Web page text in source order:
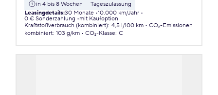
in 4 bis 8 Wochen
Tageszulassung
Leasingdetails:30 Monate 10.000 km/Jahr
0 € Sonderzahlung
mit Kaufoption
Kraftstoffverbrauch (kombiniert): 4,5 l/100 km
CO₂-Emissionen
kombiniert: 103 g/km CO₂-Klasse: C